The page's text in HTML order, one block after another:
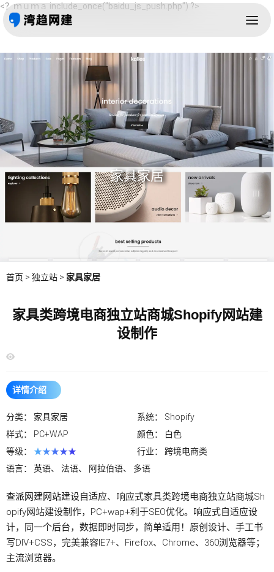
<？ｍｕｍａ include_once("baidu_js_push.php") ?>
家具家居
首页 > 独立站 > 家具家居
家具类跨境电商独立站商城Shopify网站建
设制作
详情介绍
分类： 家具家居 系统： Shopify
样式：
PC+WAP 颜色：
白色
等级： ★★★★★ 行业： 跨境电商类
语言： 英语、 法语、 阿拉伯语、 多语
查派网建网站建设自适应、响应式家具类跨境电商独立站商城Sh
opify网站建设制作，PC+wap+利于SEO优化。响应式自适应设
计，同一个后台，数据即时同步，简单适用！原创设计、手工书
写DIV+CSS，完美兼容IE7+、Firefox、Chrome、360浏览器等；
主流浏览器。